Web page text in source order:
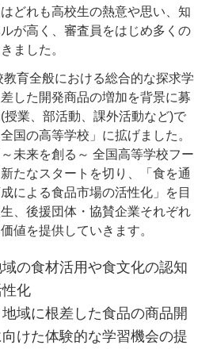
どれも高校生の熱意や思い、知
が高く、審査員をはじめ多くの
ました。
育全般における総合的な探求学
した開発商品の増加を背景に募
業、部活動、課外活動など)で
国の高等学校」に拡げました。
未来を創る～ 全国高等学校フー
たなスタートを切り、「食を通
による食品市場の活性化」を目
、後援団体・協賛企業それぞれ
値を提供していきます。
の食材活用や食文化の認知
化
域に根差した食品の商品開
けた体験的な学習機会の提